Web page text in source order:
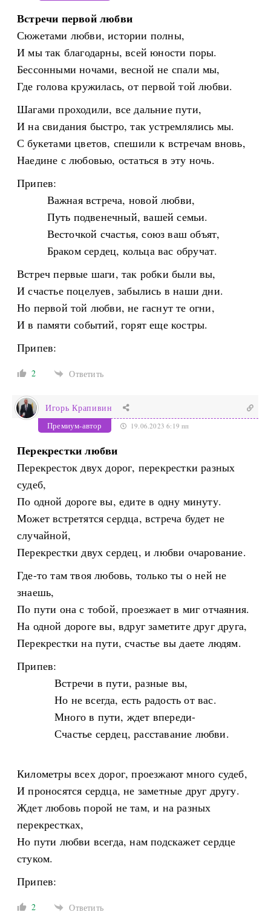
Встречи первой любви
Сюжетами любви, истории полны,
И мы так благодарны, всей юности поры.
Бессонными ночами, весной не спали мы,
Где голова кружилась, от первой той любви.
Шагами проходили, все дальние пути,
И на свидания быстро, так устремлялись мы.
С букетами цветов, спешили к встречам вновь,
Наедине с любовью, остаться в эту ночь.
Припев:
Важная встреча, новой любви,
Путь подвенечный, вашей семьи.
Весточкой счастья, союз ваш объят,
Браком сердец, кольца вас обручат.
Встреч первые шаги, так робки были вы,
И счастье поцелуев, забылись в наши дни.
Но первой той любви, не гаснут те огни,
И в памяти событий, горят еще костры.
Припев:
2 Ответить
Игорь Крапивин
Премиум-автор 19.06.2023 6:19 пп
Перекрестки любви
Перекресток двух дорог, перекрестки разных
судеб,
По одной дороге вы, едите в одну минуту.
Может встретятся сердца, встреча будет не
случайной,
Перекрестки двух сердец, и любви очарование.
Где-то там твоя любовь, только ты о ней не
знаешь,
По пути она с тобой, проезжает в миг отчаяния.
На одной дороге вы, вдруг заметите друг друга,
Перекрестки на пути, счастье вы даете людям.
Припев:
Встречи в пути, разные вы,
Но не всегда, есть радость от вас.
Много в пути, ждет впереди-
Счастье сердец, расставание любви.
Километры всех дорог, проезжают много судеб,
И проносятся сердца, не заметные друг другу.
Ждет любовь порой не там, и на разных
перекрестках,
Но пути любви всегда, нам подскажет сердце
стуком.
Припев:
2 Ответить